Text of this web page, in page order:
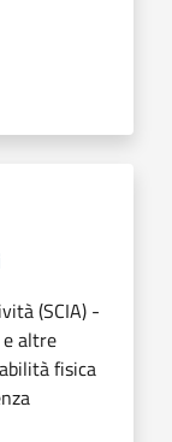
(SCIA) -
altre
fisica